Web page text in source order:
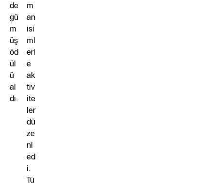
de
gü
m
üş
öd
ül
ü
al
dı.
m
an
isi
ml
erl
e
ak
tiv
ite
ler
dü
ze
nl
ed
i.
Tü